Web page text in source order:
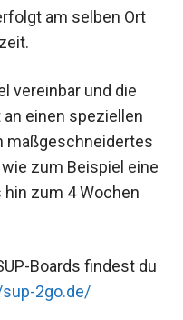
am selben Ort
vereinbar und die
einen speziellen
maßgeschneidertes
zum Beispiel eine
zum 4 Wochen
Boards findest du
2go.de/